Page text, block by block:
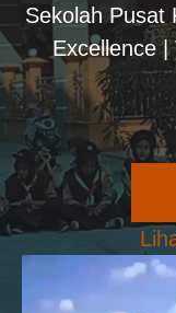
Sekolah Pusat
Excellence |